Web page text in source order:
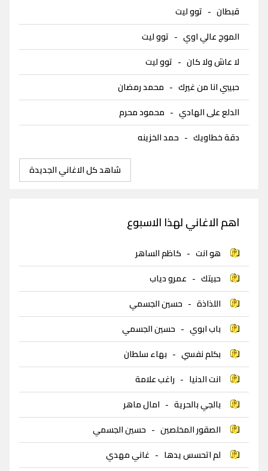
قبطان - توو ليت
الموج عالي اوي - توو ليت
لا عاش ولا كان - توو ليت
حبيبي انا من غيرك - محمد رمضان
الدلع على الهادي - محمود محرم
دقة خطاويك - حمد الخزينه
شاهد كل الاغاني الجديدة
اهم الاغاني لهذا الاسبوع
هو انت - كاظم الساهر
حبيتك - عمرو دياب
اللذاذة - حسين الجسمي
باب ابوي - حسين الجسمي
بكلم نفسي - بهاء سلطان
انت الدنيا - راغب علامة
بالجي بالحرية - امال ماهر
الصقور المخلصين - حسين الجسمي
لم اتحسس يدها - غاني مهدي